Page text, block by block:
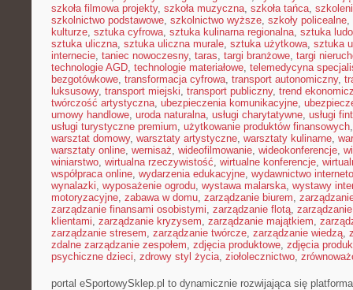
szkoła filmowa projekty, szkoła muzyczna, szkoła tańca,
szkolnictwo podstawowe, szkolnictwo wyższe, szkoły policealne,
kulturze, sztuka cyfrowa, sztuka kulinarna regionalna, sztuka
sztuka uliczna, sztuka uliczna murale, sztuka użytkowa, sztuka
internecie, taniec nowoczesny, taras, targi branżowe, targi
technologie AGD, technologie materiałowe, telemedycyna
bezgotówkowe, transformacja cyfrowa, transport autonomiczny,
luksusowy, transport miejski, transport publiczny, trend
twórczość artystyczna, ubezpieczenia komunikacyjne,
umowy handlowe, uroda naturalna, usługi charytatywne, usługi
usługi turystyczne premium, użytkowanie produktów finansowych
warsztat domowy, warsztaty artystyczne, warsztaty kulinarne,
warsztaty online, wernisaż, wideofilmowanie, wideokonferencje,
winiarstwo, wirtualna rzeczywistość, wirtualne konferencje,
współpraca online, wydarzenia edukacyjne, wydawnictwo
wynalazki, wyposażenie ogrodu, wystawa malarska, wystawy
motoryzacyjne, zabawa w domu, zarządzanie biurem,
zarządzanie finansami osobistymi, zarządzanie flotą,
klientami, zarządzanie kryzysem, zarządzanie majątkiem,
zarządzanie stresem, zarządzanie twórcze, zarządzanie wiedzą,
zdalne zarządzanie zespołem, zdjęcia produktowe, zdjęcia
psychiczne dzieci, zdrowy styl życia, ziołolecznictwo,
portal eSportowySklep.pl to dynamicznie rozwijająca się